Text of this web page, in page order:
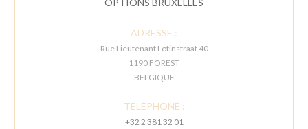
OPTIONS BRUXELLES
ADRESSE :
Rue Lieutenant Lotinstraat 40
1190 FOREST
BELGIQUE
TÉLÉPHONE :
+32 2 381 32 01